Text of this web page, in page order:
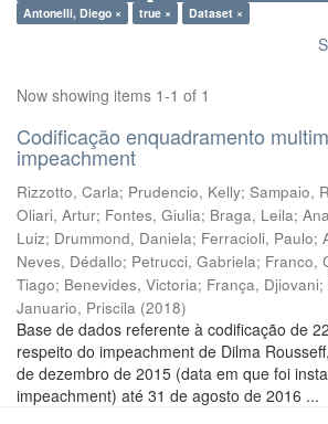
Antonelli, Diego ×
true × Dataset ×
Now showing items 1-1 of 1
Codificação enquadramento
impeachment
Rizzotto, Carla; Prudencio, Kelly; Sampaio,
Oliari, Artur; Fontes, Giulia; Braga, Leila;
Luiz; Drummond, Daniela; Ferracioli, Paulo;
Neves, Dédallo; Petrucci, Gabriela; Franco,
Tiago; Benevides, Victoria; França, Djiovani;
Januario, Priscila (2018)
Base de dados referente à codificação de
respeito do impeachment de Dilma
de dezembro de 2015 (data em que foi
impeachment) até 31 de agosto de 2016 ...